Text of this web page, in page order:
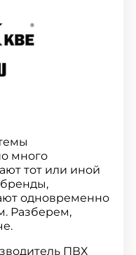
много
тот или иной
одновременно
Разберем,
ПВХ